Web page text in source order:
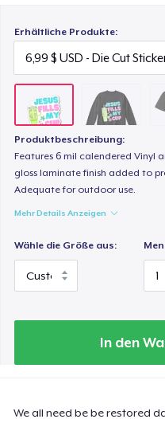
Erhältliche Produkte:
Produktbeschreibung:
Features 6 mil calendered Vinyl
gloss laminate finish added to
Adequate for outdoor use.
Mehr Details Anzeigen
Wähle die Größe aus:
In den
We all need be be restored